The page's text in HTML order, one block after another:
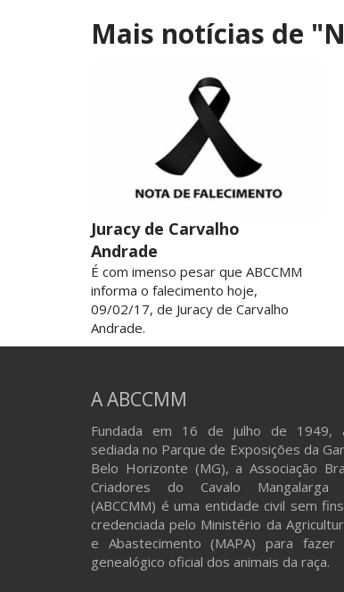
Mais notícias de
Juracy de Carvalho
Andrade
É com imenso pesar que ABCCMM
informa o falecimento hoje,
09/02/17, de Juracy de Carvalho
Andrade.
A ABCCMM
Fundada em 16 de julho de 1949,
sediada no Parque de Exposições da
Belo Horizonte (MG), a Associação
Criadores do Cavalo Mangalarga
(ABCCMM) é uma entidade civil sem
credenciada pelo Ministério da
e Abastecimento (MAPA) para
genealógico oficial dos animais da raça.